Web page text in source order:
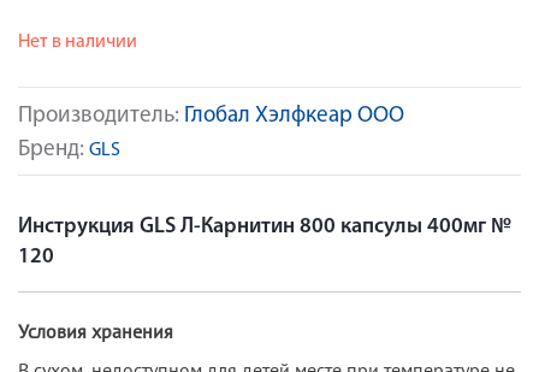
Производитель: Глобал Хэлфкеар ООО
Бренд: GLS
Нет в наличии
Инструкция GLS Л-Карнитин 800 капсулы 400мг №
120
Условия хранения